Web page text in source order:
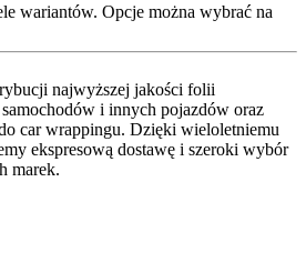
wariantów. Opcje można wybrać na
najwyższej jakości folii
i innych pojazdów oraz
car wrappingu. Dzięki wieloletniemu
ekspresową dostawę i szeroki wybór
marek.